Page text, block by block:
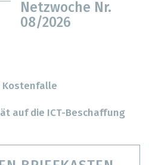
Netzwoche Nr.
08/2026
Kostenfalle
auf die ICT-Beschaffung